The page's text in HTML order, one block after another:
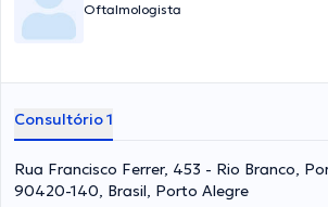
Oftalmologista
Consultório 1
Rua Francisco Ferrer, 453 - Rio Branco,
90420-140, Brasil, Porto Alegre